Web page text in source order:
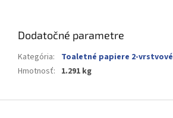
Dodatočné parametre
Kategória:
Toaletné papiere 2-vrstvové
Hmotnosť: 1.291 kg